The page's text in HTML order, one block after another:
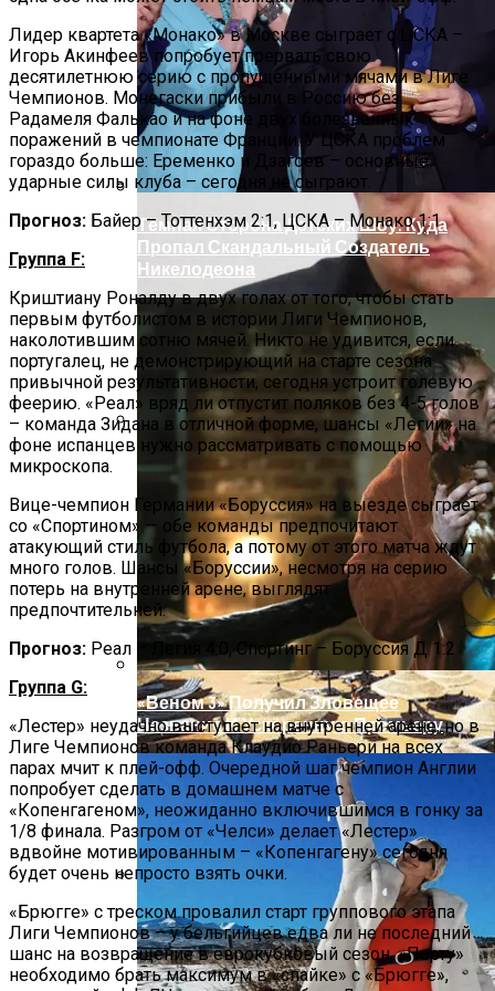
Легковушку: Двое Погибших
Прокурор Хмельницкой Области Умер
От Осложнений Коронавируса
В Египте Госпитализировали 5-
Летнюю Украинку С Признаками
Изнасилования: Мать Отрицает
Насилие
Тёмная Сторона Детских Шоу: Куда
Пропал Скандальный Создатель
Никелодеона
«Веном 3» Получил Зловещее
Название И Ускоренную Премьеру
Лидер квартета «Монако» в Москве сыграет с ЦСКА –
Игорь Акинфеев попробует прервать свою
десятилетнюю серию с пропущенными мячами в Лиге
Чемпионов. Монегаски прибыли в Россию без
Радамеля Фалькао и на фоне двух болезненных
поражений в чемпионате Франции. У ЦСКА проблем
гораздо больше: Еременко и Дзагоев – основные
ударные силы клуба – сегодня не сыграют.
Прогноз: Байер – Тоттенхэм 2:1, ЦСКА – Монако 1:1
Группа F:
Криштиану Роналду в двух голах от того, чтобы стать
первым футболистом в истории Лиги Чемпионов,
наколотившим сотню мячей. Никто не удивится, если
португалец, не демонстрирующий на старте сезона
привычной результативности, сегодня устроит голевую
феерию. «Реал» вряд ли отпустит поляков без 4-5 голов
– команда Зидана в отличной форме, шансы «Легии» на
фоне испанцев нужно рассматривать с помощью
микроскопа.
Вице-чемпион Германии «Боруссия» на выезде сыграет
со «Спортином» — обе команды предпочитают
атакующий стиль футбола, а потому от этого матча ждут
много голов. Шансы «Боруссии», несмотря на серию
потерь на внутренней арене, выглядят
предпочтительней.
Прогноз: Реал – Легия 4:0, Спортинг – Боруссия Д 1:2
Группа G:
«Лестер» неудачно выступает на внутренней арене, но в
Лиге Чемпионов команда Клаудио Раньери на всех
парах мчит к плей-офф. Очередной шаг чемпион Англии
попробует сделать в домашнем матче с
«Копенгагеном», неожиданно включившимся в гонку за
1/8 финала. Разгром от «Челси» делает «Лестер»
вдвойне мотивированным – «Копенгагену» сегодня
будет очень непросто взять очки.
«Брюгге» с треском провалил старт группового этапа
Лиги Чемпионов – у бельгийцев едва ли не последний
шанс на возвращение в еврокубковый сезон. «Порту»
необходимо брать максимум в «спайке» с «Брюгге»,